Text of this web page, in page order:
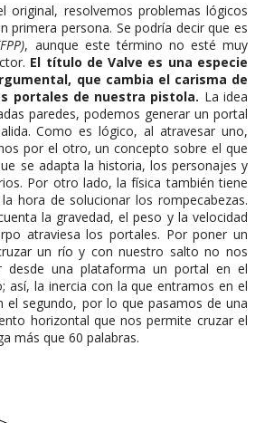
original, resolvemos problemas lógicos
primera persona. Se podría decir que es
, aunque este término no esté muy
El título de Valve es una especie
que cambia el carisma de
portales de nuestra pistola. La idea
paredes, podemos generar un portal
Como es lógico, al atravesar uno,
por el otro, un concepto sobre el que
se adapta la historia, los personajes y
Por otro lado, la física también tiene
hora de solucionar los rompecabezas.
la gravedad, el peso y la velocidad
atraviesa los portales. Por poner un
un río y con nuestro salto no nos
desde una plataforma un portal en el
así, la inercia con la que entramos en el
el segundo, por lo que pasamos de una
horizontal que nos permite cruzar el
más que 60 palabras.